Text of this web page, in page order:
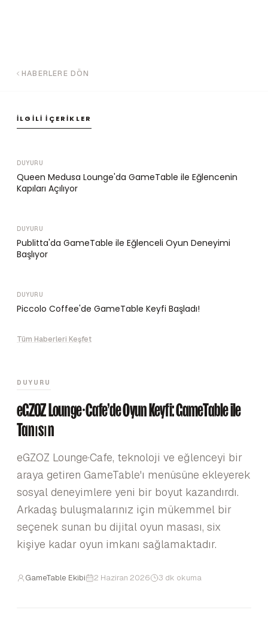
HABERLERE DÖN
İLGILI İÇERIKLER
DUYURU
Queen Medusa Lounge'da GameTable ile Eğlencenin
Kapıları Açılıyor
DUYURU
Publitta'da GameTable ile Eğlenceli Oyun Deneyimi
Başlıyor
DUYURU
Piccolo Coffee'de GameTable Keyfi Başladı!
Tüm Haberleri Keşfet
DUYURU
eGZOZ Lounge·Cafe'de Oyun Keyfi: GameTable ile
Tanışın
eGZOZ Lounge·Cafe, teknoloji ve eğlenceyi bir
araya getiren GameTable'ı menüsüne ekleyerek
sosyal deneyimlere yeni bir boyut kazandırdı.
Arkadaş buluşmalarınız için mükemmel bir
seçenek sunan bu dijital oyun masası, six
kişiye kadar oyun imkanı sağlamaktadır.
GameTable Ekibi 2 Haziran 2026 3 dk okuma